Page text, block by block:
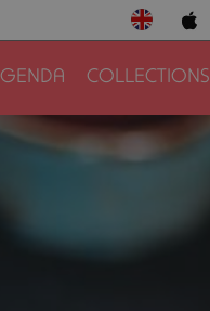
COLLECTIONS